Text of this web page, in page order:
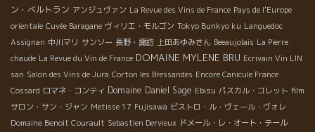
ン・ベルトラン アンジュヴァン La Revue des Vins de France Pays de l'Europe
orientale Cuvée Baragane ヴィリエ・モルゴン Tokyo Bunkyo ku Languedoc
Assignan 中川マリ サンソー 長野・諏訪 上田あゆみさん Beeaujolais La Pierre
chaude La Revue du Vin de France DOMAINE MYLENE BRU Ecrivain Vin LIN
san Salon des Vins de Jura Corton les Bressandes Encore Canicule France
Cossard ロマネ・コンティ Domaine Daniel Sage Ebisu パスカル・コレット film
サロン・サン・ジャン Metisse 17 Fujisawa ビストロ・ル・ヴェール・ヴォレ
Domaine Benoit Courault Sebastien Dervieux ドメール・レ・オート・テール